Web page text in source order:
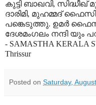
കുട്ടി ബാഖവി,
ദാരിമി, മുഹമ്മദ്
പങ്കെടുത്തു. ഉമർ
ദേശമംഗലം നന്ദി യും
- SAMASTHA KERALA
Thrissur
Posted on Saturday,